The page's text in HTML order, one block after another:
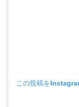
この投稿を